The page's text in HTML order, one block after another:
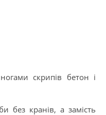
скрипів бетон і
без кранів, а замість